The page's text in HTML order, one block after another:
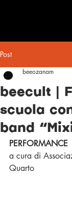
Post
beecult |
scuola
band
beeozanam
PERFORMANCE
a cura di
Quarto